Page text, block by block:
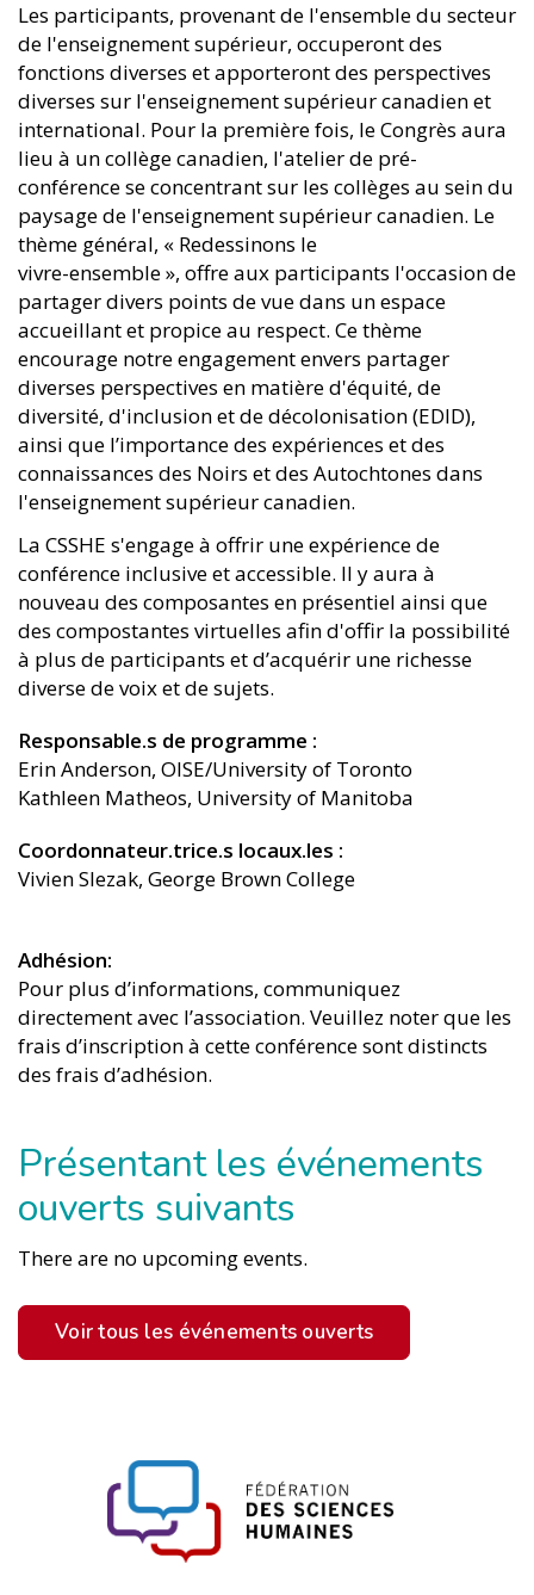
Les participants, provenant de l'ensemble du secteur
de l'enseignement supérieur, occuperont des
fonctions diverses et apporteront des perspectives
diverses sur l'enseignement supérieur canadien et
international. Pour la première fois, le Congrès aura
lieu à un collège canadien, l'atelier de pré-
conférence se concentrant sur les collèges au sein du
paysage de l'enseignement supérieur canadien. Le
thème général, « Redessinons le
vivre-ensemble », offre aux participants l'occasion de
partager divers points de vue dans un espace
accueillant et propice au respect. Ce thème
encourage notre engagement envers partager
diverses perspectives en matière d'équité, de
diversité, d'inclusion et de décolonisation (EDID),
ainsi que l’importance des expériences et des
connaissances des Noirs et des Autochtones dans
l'enseignement supérieur canadien.
La CSSHE s'engage à offrir une expérience de
conférence inclusive et accessible. Il y aura à
nouveau des composantes en présentiel ainsi que
des compostantes virtuelles afin d'offir la possibilité
à plus de participants et d’acquérir une richesse
diverse de voix et de sujets.
Responsable.s de programme
Erin Anderson, OISE/University of Toronto
Kathleen Matheos, University of Manitoba
Coordonnateur.trice.s locaux.les
Vivien Slezak, George Brown College
Adhésion
Pour plus d’informations, communiquez
directement avec l’association. Veuillez noter que les
frais d’inscription à cette conférence sont distincts
des frais d’adhésion.
Présentant les événements
ouverts suivants
There are no upcoming events.
Voir tous les événements ouverts